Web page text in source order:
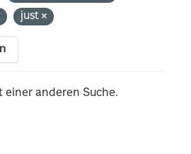
just
einer anderen Suche.